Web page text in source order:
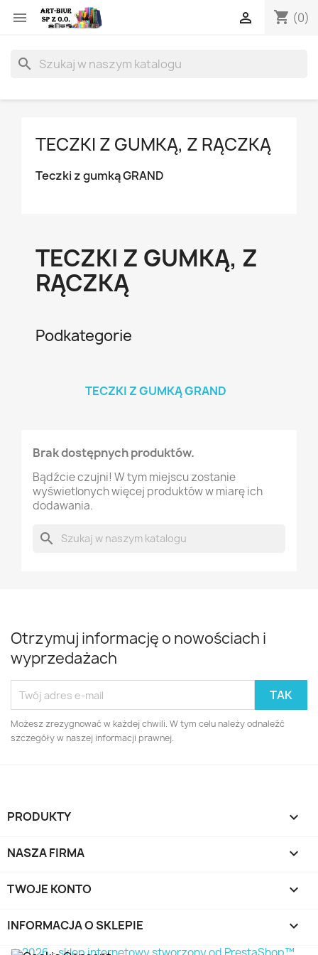
 shopping_cart (0)

search
TECZKI Z GUMKĄ, Z RĄCZKĄ
Teczki z gumką GRAND
TECZKI Z GUMKĄ, Z
RĄCZKĄ
Podkategorie
TECZKI Z GUMKĄ GRAND
Brak dostępnych produktów.
Bądźcie czujni! W tym miejscu zostanie
wyświetlonych więcej produktów w miarę ich
dodawania.
search
Otrzymuj informację o nowościach i
wyprzedażach
Możesz zrezygnować w każdej chwili. W tym celu należy odnaleźć
szczegóły w naszej informacji prawnej.
PRODUKTY 
NASZA FIRMA 
TWOJE KONTO 
INFORMACJA O SKLEPIE keyboard_arrow_down